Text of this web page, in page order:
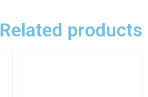
Related products